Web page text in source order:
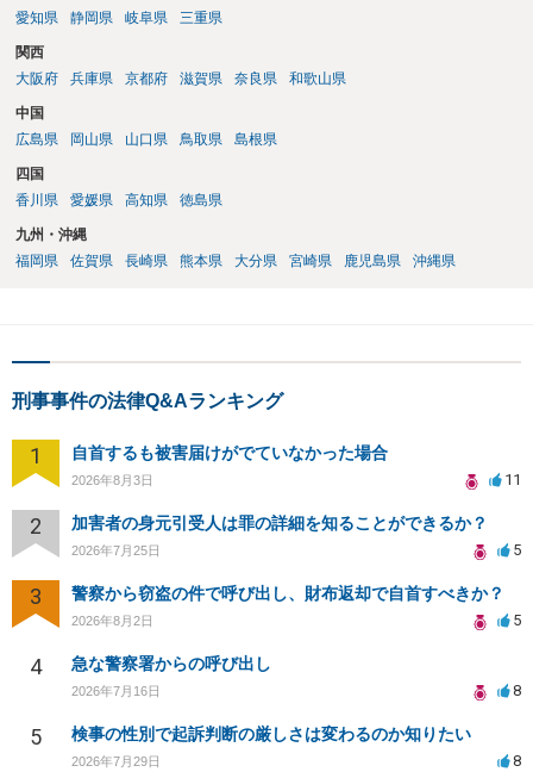
愛知県
静岡県 岐阜県 三重県
関西
大阪府
兵庫県 京都府 滋賀県 奈良県 和歌山県
中国
広島県
岡山県 山口県 鳥取県 島根県
四国
香川県
愛媛県 高知県 徳島県
九州・沖縄
福岡県
佐賀県 長崎県 熊本県 大分県 宮崎県 鹿児島県 沖縄県
刑事事件の法律Q&Aランキング
1 自首するも被害届けがでていなかった場合
2026年8月3日 11
2 加害者の身元引受人は罪の詳細を知ることができるか？
2026年7月25日 5
3 警察から窃盗の件で呼び出し、財布返却で自首すべきか？
2026年8月2日 5
4 急な警察署からの呼び出し
2026年7月16日 8
5 検事の性別で起訴判断の厳しさは変わるのか知りたい
2026年7月29日 8